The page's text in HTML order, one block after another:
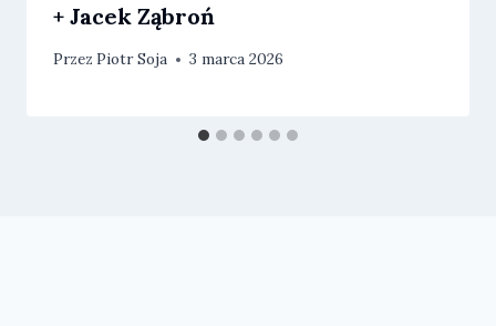
+ Jacek Ząbroń
Przez Piotr Soja 3 marca 2026